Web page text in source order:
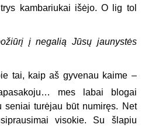
kambariukai išėjo. O lig tol
į negalią Jūsų jaunystės
tai, kaip aš gyvenau kaime –
mes labai blogai
seniai turėjau būt numiręs. Net
visokie. Su šlapiu